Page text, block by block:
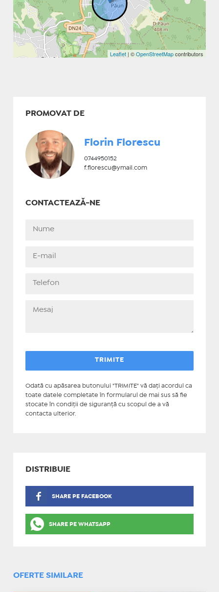
Leaflet | ©OpenStreetMapcontributors
PROMOVAT DE
Florin Florescu
0744950152
f.florescu@ymail.com
CONTACTEAZĂ-NE
Odată cu apăsarea butonului "TRIMITE" vă daţi acordul ca
toate datele completate în formularul de mai sus să fie
stocate în condiţii de siguranţă cu scopul de a vă
contacta ulterior.
DISTRIBUIE
SHARE PE FACEBOOK
SHARE PE WHATSAPP
OFERTE SIMILARE